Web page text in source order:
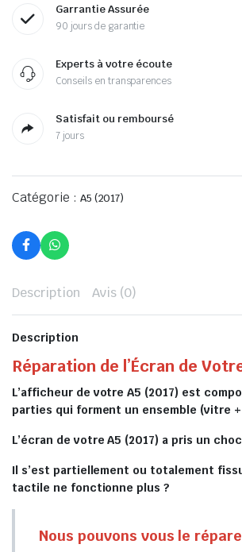
Garrantie Assurée
90 jours de garantie
Experts à votre écoute
Conseils en transparences
Satisfait ou remboursé
7 jours
Catégorie : A5 (2017)
Description Avis (0)
Description
Réparation de l’Écran de
L’afficheur de votre A5 (2017) est
parties qui forment un ensemble (vitre +
L’écran de votre A5 (2017) a pris un
Il s’est partiellement ou totalement
tactile ne fonctionne plus ?
Nous pouvons vous le